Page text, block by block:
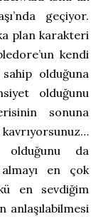
geçiyor.
plan karakteri
kendi
olduğuna
olduğunu
sonuna
da
en çok
en sevdiğim
anlaşılabilmesi